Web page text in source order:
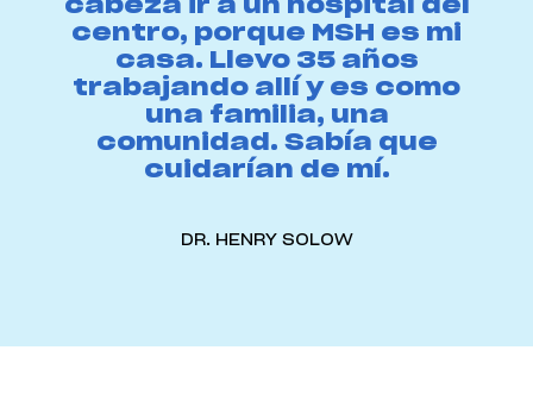
cabeza ir a un hospital del
centro, porque MSH es mi
casa. Llevo 35 años
trabajando allí y es como
una familia, una
comunidad. Sabía que
cuidarían de mí.
DR. HENRY SOLOW